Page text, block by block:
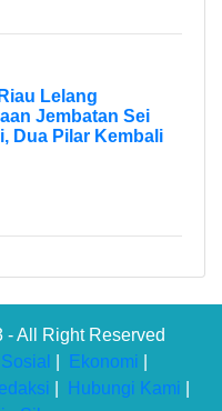
Lelang
Jembatan Sei
Dua Pilar Kembali
All Right Reserved
Sosial Ekonomi
Hubungi Kami